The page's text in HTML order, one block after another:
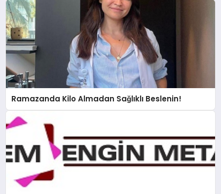
Ramazanda Kilo Almadan Sağlıklı Beslenin!